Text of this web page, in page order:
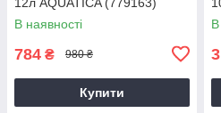
В наявності
784 ₴ 980 ₴
Купити
В